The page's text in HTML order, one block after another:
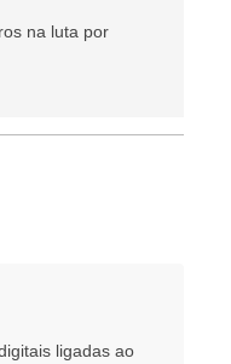
na luta por
ligadas ao